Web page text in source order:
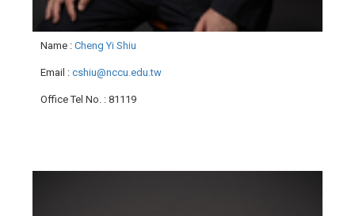
Name : Cheng Yi Shiu
Email : cshiu@nccu.edu.tw
Office Tel No. : 81119